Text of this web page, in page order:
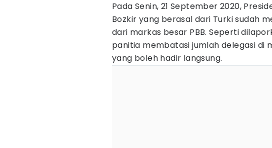
Pada Senin, 21 September 2020,
Bozkir yang berasal dari Turki sudah
dari markas besar PBB. Seperti
panitia membatasi jumlah delegasi di
yang boleh hadir langsung.